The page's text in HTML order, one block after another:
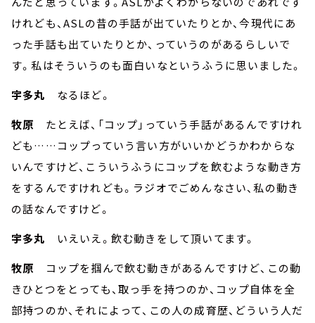
けれども、ASLの昔の手話が出ていたりとか、今現代にあ
った手話も出ていたりとか、っていうのがあるらしいで
す。私はそういうのも面白いなというふうに思いました。
宇多丸 なるほど。
牧原 たとえば、「コップ」っていう手話があるんですけれ
ども……コップっていう言い方がいいかどうかわからな
いんですけど、こういうふうにコップを飲むような動き方
をするんですけれども。ラジオでごめんなさい、私の動き
の話なんですけど。
宇多丸 いえいえ。飲む動きをして頂いてます。
牧原 コップを掴んで飲む動きがあるんですけど、この動
きひとつをとっても、取っ手を持つのか、コップ自体を全
部持つのか、それによって、この人の成育歴、どういう人だ